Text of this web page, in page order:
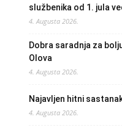
službenika od 1. jula
4. Augusta 2026.
Dobra saradnja za
Olova
4. Augusta 2026.
Najavljen hitni
4. Augusta 2026.